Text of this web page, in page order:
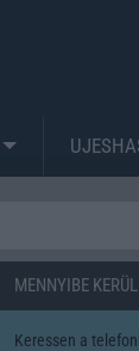
MENNYIBE KERÜL
Keressen a